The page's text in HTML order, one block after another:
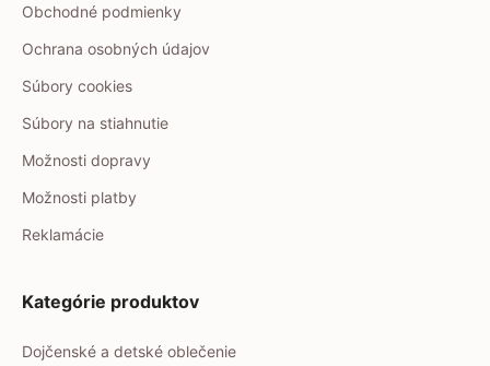
Obchodné podmienky
Ochrana osobných údajov
Súbory cookies
Súbory na stiahnutie
Možnosti dopravy
Možnosti platby
Reklamácie
Kategórie produktov
Dojčenské a detské oblečenie